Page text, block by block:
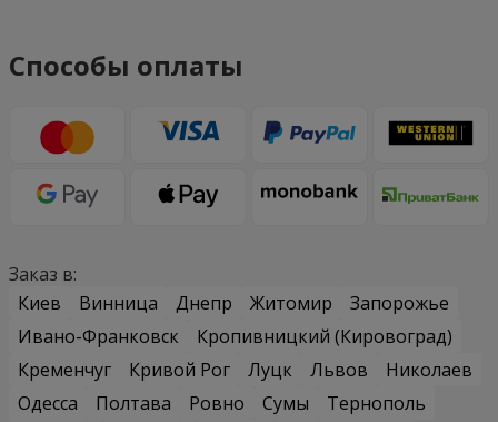
Способы оплаты
Заказ в:
Киев
Винница Днепр Житомир
Запорожье
Ивано-Франковск
Кропивницкий (Кировоград)
Кременчуг
Кривой Рог Луцк Львов
Николаев
Одесса
Полтава Ровно Сумы
Тернополь